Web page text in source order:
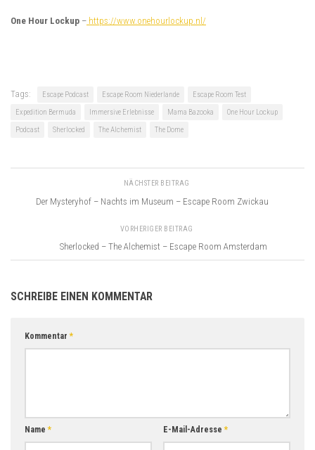
One Hour Lockup – https://www.onehourlockup.nl/
Tags: Escape Podcast Escape Room Niederlande
Escape Room Test
Expedition Bermuda
Immersive Erlebnisse Mama Bazooka
One Hour Lockup
Podcast
Sherlocked The Alchemist The Dome
NÄCHSTER BEITRAG
Der Mysteryhof – Nachts im Museum – Escape Room Zwickau
VORHERIGER BEITRAG
Sherlocked – The Alchemist – Escape Room Amsterdam
SCHREIBE EINEN KOMMENTAR
Kommentar*
Name* E-Mail-Adresse*